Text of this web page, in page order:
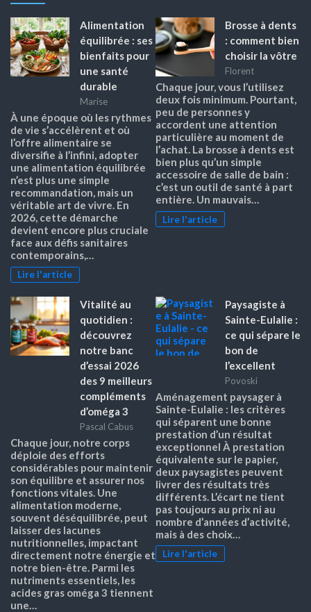
Alimentation
équilibrée : ses
bienfaits pour
une santé
durable
Marise
À une époque où les rythmes
de vie s’accélèrent et où
l’offre alimentaire se
diversifie à l’infini, adopter
une alimentation équilibrée
n’est plus une simple
recommandation, mais un
véritable art de vivre. En
2026, cette démarche
devient encore plus cruciale
face aux défis sanitaires
contemporains,…
Lire l'article
Brosse à dents
: comment bien
choisir la vôtre
Florent
Chaque jour, vous l’utilisez
deux fois minimum. Pourtant,
peu de personnes y
accordent une attention
particulière au moment de
l’achat. La brosse à dents est
bien plus qu’un simple
accessoire de salle de bain :
c’est un outil de santé à part
entière. Un mauvais…
Lire l'article
Vitalité au
quotidien :
découvrez
notre banc
d’essai 2026
des 9 meilleurs
compléments
d’oméga 3
Pascal Cabus
Chaque jour, notre corps
déploie des efforts
considérables pour maintenir
son équilibre et assurer nos
fonctions vitales. Une
alimentation moderne,
souvent déséquilibrée, peut
laisser des lacunes
nutritionnelles, impactant
directement notre énergie et
notre bien-être. Parmi les
nutriments essentiels, les
acides gras oméga 3 tiennent
une…
Paysagiste à
Sainte-Eulalie :
ce qui sépare le
bon de
l’excellent
Povoski
Aménagement paysager à
Sainte-Eulalie : les critères
qui séparent une bonne
prestation d’un résultat
exceptionnel À prestation
équivalente sur le papier,
deux paysagistes peuvent
livrer des résultats très
différents. L’écart ne tient
pas toujours au prix ni au
nombre d’années d’activité,
mais à des choix…
Lire l'article